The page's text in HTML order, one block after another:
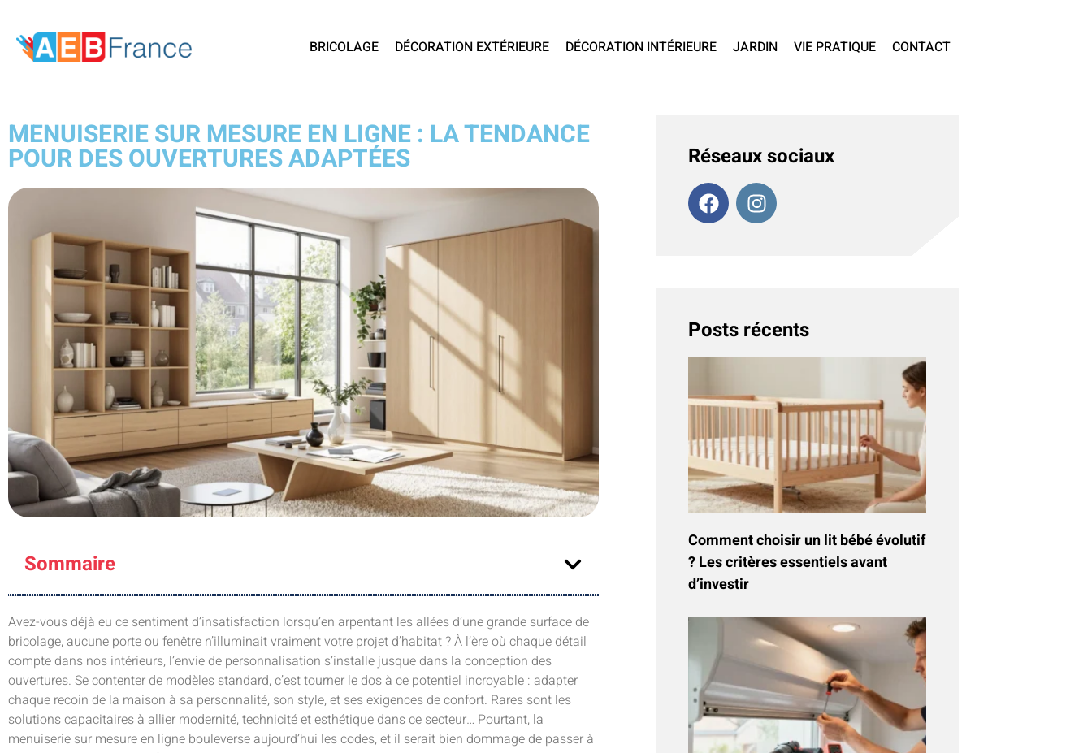
BRICOLAGE DÉCORATION EXTÉRIEURE DÉCORATION INTÉRIEURE JARDIN VIE PRATIQUE CONTACT
MENUISERIE SUR MESURE EN LIGNE : LA TENDANCE
POUR DES OUVERTURES ADAPTÉES
Sommaire
Avez-vous déjà eu ce sentiment d’insatisfaction lorsqu’en arpentant les allées d’une grande surface de
bricolage, aucune porte ou fenêtre n’illuminait vraiment votre projet d’habitat ? À l’ère où chaque détail
compte dans nos intérieurs, l’envie de personnalisation s’installe jusque dans la conception des
ouvertures. Se contenter de modèles standard, c’est tourner le dos à ce potentiel incroyable : adapter
chaque recoin de la maison à sa personnalité, son style, et ses exigences de confort. Rares sont les
solutions capacitaires à allier modernité, technicité et esthétique dans ce secteur… Pourtant, la
menuiserie sur mesure en ligne bouleverse aujourd’hui les codes, et il serait bien dommage de passer à
Réseaux sociaux
Posts récents
Comment choisir un lit bébé évolutif
? Les critères essentiels avant
d’investir